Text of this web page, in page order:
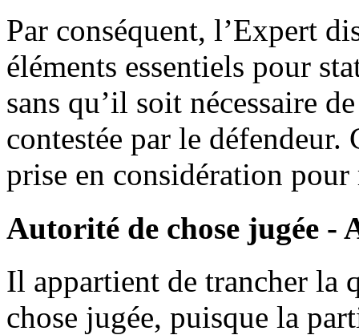
Par conséquent, l’Expert
éléments essentiels pour
sans qu’il soit nécessaire
contestée par le défendeur.
prise en considération
Autorité de chose jugée
Il appartient de trancher la
chose jugée, puisque la